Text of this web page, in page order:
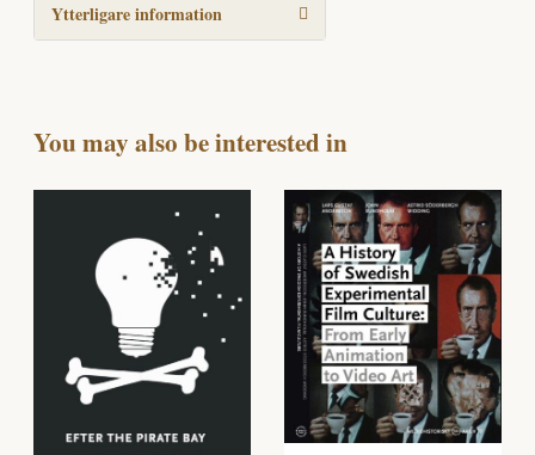
Ytterligare information
You may also be interested in